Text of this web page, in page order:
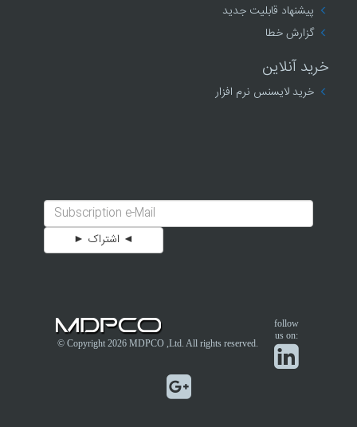
پیشنهاد قابلیت جدید
گزارش خطا
خرید آنلاین
خرید لایسنس نرم افزار
© Copyright 2026 MDPCO ,Ltd. All rights reserved.
follow
us on: